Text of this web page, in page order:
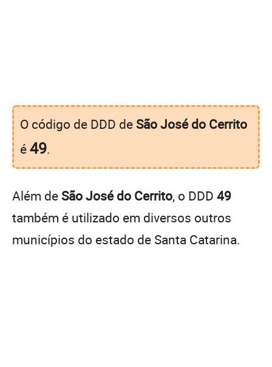
O código de DDD de São José do Cerrito
é49.
Além de São José do Cerrito, o DDD 49
também é utilizado em diversos outros
municípios do estado de Santa Catarina.